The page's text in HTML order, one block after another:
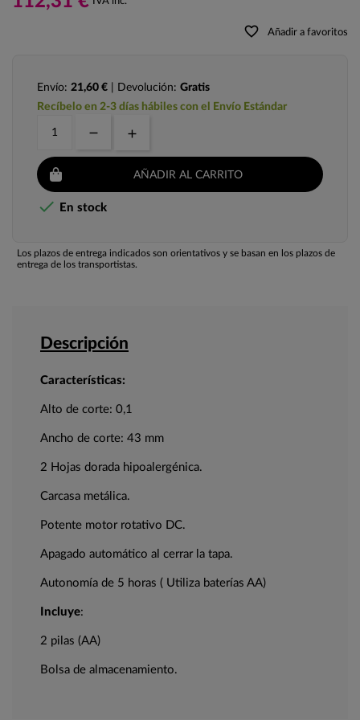
favorite_border Añadir a favoritos
Envío: 21,60 € | Devolución: Gratis
Recíbelo en 2-3 días hábiles con el Envío Estándar
AÑADIR AL CARRITO
 En stock
Los plazos de entrega indicados son orientativos y se basan en los plazos de
entrega de los transportistas.
Descripción
Características:
Alto de corte: 0,1
Ancho de corte: 43 mm
2 Hojas dorada hipoalergénica.
Carcasa metálica.
Potente motor rotativo DC.
Apagado automático al cerrar la tapa.
Autonomía de 5 horas ( Utiliza baterías AA)
Incluye:
2 pilas (AA)
Bolsa de almacenamiento.